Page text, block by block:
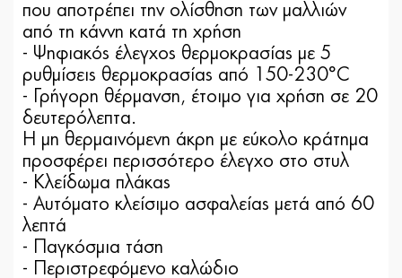
που αποτρέπει την ολίσθηση των μαλλιών
από τη κάννη κατά τη χρήση
- Ψηφιακός έλεγχος θερμοκρασίας με 5
ρυθμίσεις θερμοκρασίας από 150-230°C
- Γρήγορη θέρμανση, έτοιμο για χρήση σε 20
δευτερόλεπτα.
Η μη θερμαινόμενη άκρη με εύκολο κράτημα
προσφέρει περισσότερο έλεγχο στο στυλ
- Κλείδωμα πλάκας
- Αυτόματο κλείσιμο ασφαλείας μετά από 60
λεπτά
- Παγκόσμια τάση
- Περιστρεφόμενο καλώδιο